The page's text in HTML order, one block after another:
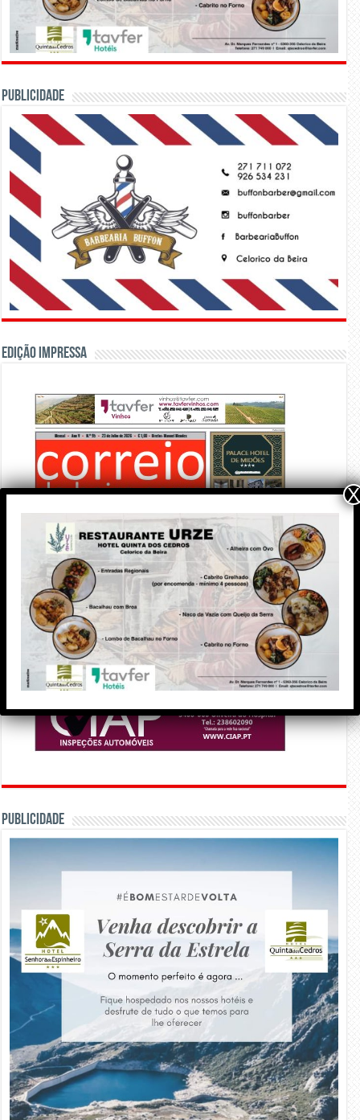
PUBLICIDADE
Edição Impressa
PUBLICIDADE
X